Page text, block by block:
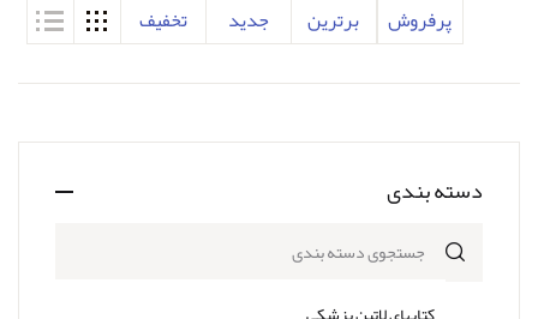
دسته بندی
جستجوی دسته بندی
پرفروش
برترین جدید تخفیف